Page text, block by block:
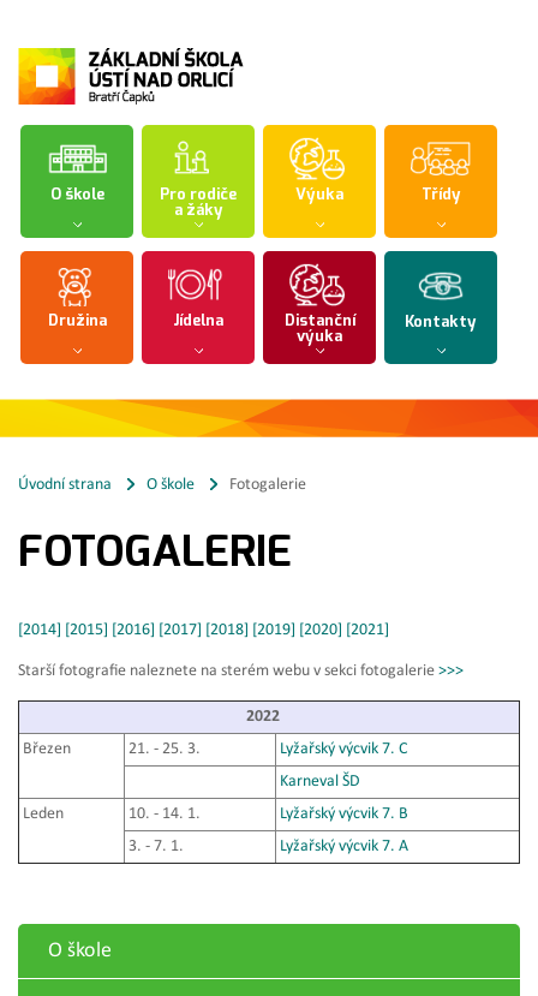
O škole Pro rodiče
a žáky
Výuka Třídy
Družina Jídelna Distanční
výuka
Kontakty
Úvodní strana O škole Fotogalerie
FOTOGALERIE
[2014] [2015] [2016] [2017] [2018] [2019] [2020] [2021]
Starší fotografie naleznete na sterém webu v sekci fotogalerie >>>
2022
Březen
21. - 25. 3.
Lyžařský výcvik 7. C
Karneval ŠD
Leden
10. - 14. 1.
Lyžařský výcvik 7. B
3. - 7. 1.
Lyžařský výcvik 7. A
O škole